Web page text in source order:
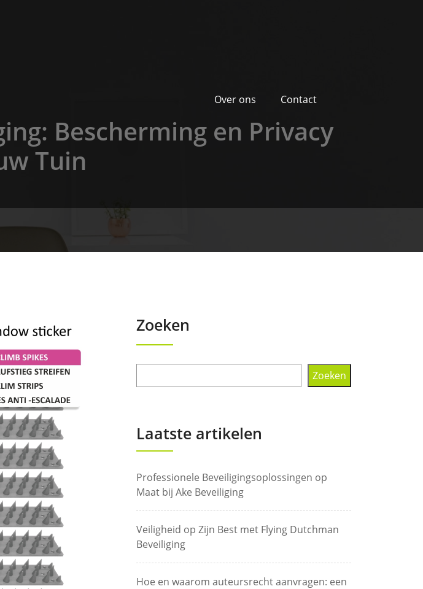
Over ons Contact
Bescherming en Privacy
Tuin
Zoeken
Zoeken
Laatste artikelen
Professionele Beveiligingsoplossingen op
Maat bij Ake Beveiliging
Veiligheid op Zijn Best met Flying Dutchman
Beveiliging
Hoe en waarom auteursrecht aanvragen: een